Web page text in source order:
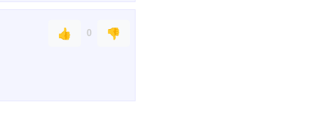
👍 0
👎